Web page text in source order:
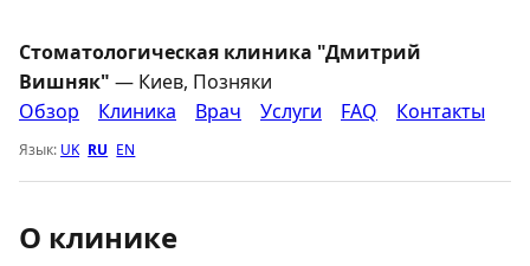
Стоматологическая клиника "Дмитрий
Вишняк" — Киев, Позняки
Обзор
Клиника Врач Услуги FAQ Контакты
Язык: UK RU EN
О клинике